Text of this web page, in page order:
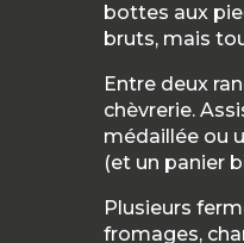
bottes aux
bruts, mais
Entre deux
chèvrerie.
médaillée ou
(et un panier
Plusieurs
fromages,